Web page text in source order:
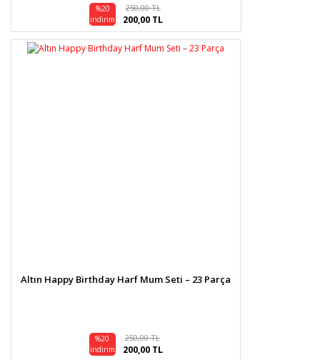
%20
indirim
250,00 TL
200,00 TL
Altın Happy Birthday Harf Mum Seti – 23 Parça
%20
indirim
250,00 TL
200,00 TL